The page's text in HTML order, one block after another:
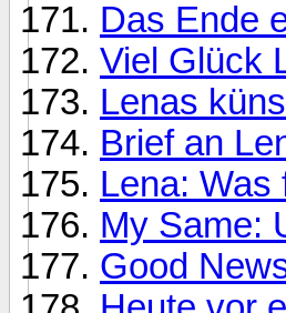
Das Ende
Viel Glück
Lenas
Brief an
Lena: Was
My Same:
Good